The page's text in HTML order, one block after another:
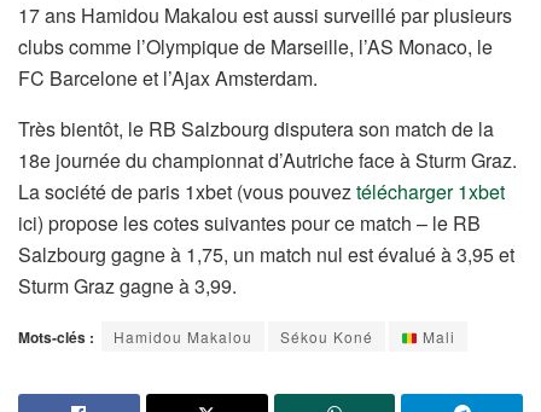
17 ans Hamidou Makalou est aussi surveillé par plusieurs
clubs comme l’Olympique de Marseille, l’AS Monaco, le
FC Barcelone et l’Ajax Amsterdam.
Très bientôt, le RB Salzbourg disputera son match de la
18e journée du championnat d’Autriche face à Sturm Graz.
La société de paris 1xbet (vous pouveztélécharger 1xbet
ici) propose les cotes suivantes pour ce match – le RB
Salzbourg gagne à 1,75, un match nul est évalué à 3,95 et
Sturm Graz gagne à 3,99.
Mots-clés : Hamidou Makalou Sékou Koné Mali